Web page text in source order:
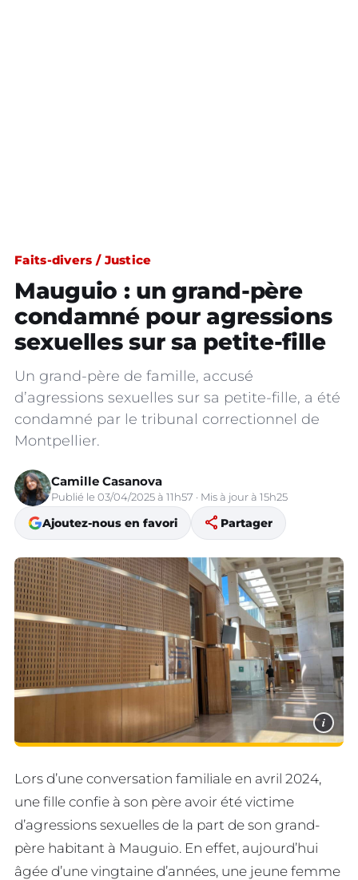
Faits-divers / Justice
Mauguio : un grand-père
condamné pour agressions
sexuelles sur sa petite-fille
Un grand-père de famille, accusé
d’agressions sexuelles sur sa petite-fille, a été
condamné par le tribunal correctionnel de
Montpellier.
Camille Casanova
Publié le 03/04/2025 à 11h57 · Mis à jour à 15h25
Ajoutez-nous en favori share Partager
i
Lors d’une conversation familiale en avril 2024,
une fille confie à son père avoir été victime
d’agressions sexuelles de la part de son grand-
père habitant à Mauguio. En effet, aujourd’hui
âgée d’une vingtaine d’années, une jeune femme